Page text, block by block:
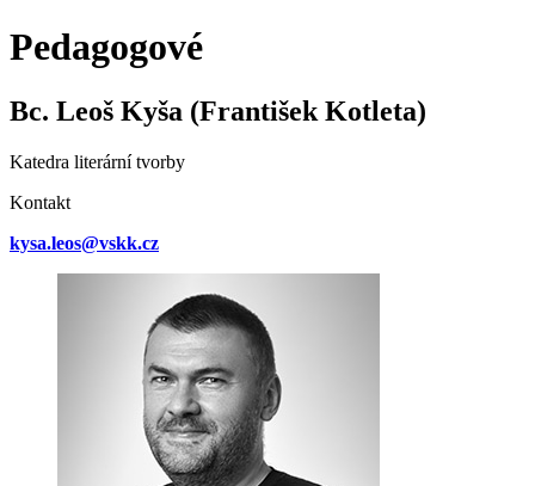
Pedagogové
Bc. Leoš Kyša (František Kotleta)
Katedra literární tvorby
Kontakt
kysa.leos@vskk.cz